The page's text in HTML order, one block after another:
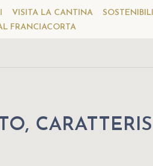
VISITA LA CANTINA
FRANCIACORTA